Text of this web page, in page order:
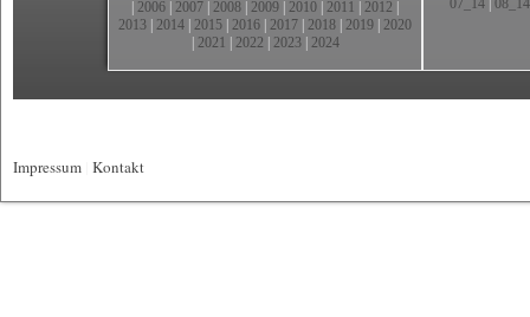
2006 2007 2008 2009 2010 2011 2012
2013 2014 2015 2016 2017 2018 2019 2020
2021 2022 2023| 2024
07_14 08_14
Impressum Kontakt